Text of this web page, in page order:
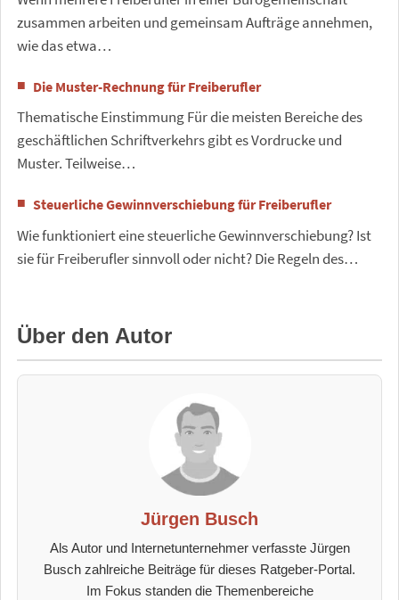
zusammen arbeiten und gemeinsam Aufträge annehmen,
wie das etwa…
Die Muster-Rechnung für Freiberufler
Thematische Einstimmung Für die meisten Bereiche des
geschäftlichen Schriftverkehrs gibt es Vordrucke und
Muster. Teilweise…
Steuerliche Gewinnverschiebung für Freiberufler
Wie funktioniert eine steuerliche Gewinnverschiebung? Ist
sie für Freiberufler sinnvoll oder nicht? Die Regeln des…
Über den Autor
Jürgen Busch
Als Autor und Internetunternehmer verfasste Jürgen
Busch zahlreiche Beiträge für dieses Ratgeber-Portal.
Im Fokus standen die Themenbereiche